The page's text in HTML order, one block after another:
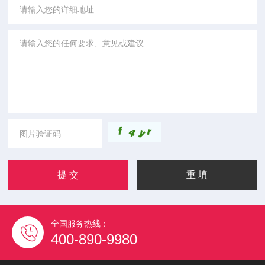
全国服务热线：
400-890-9980